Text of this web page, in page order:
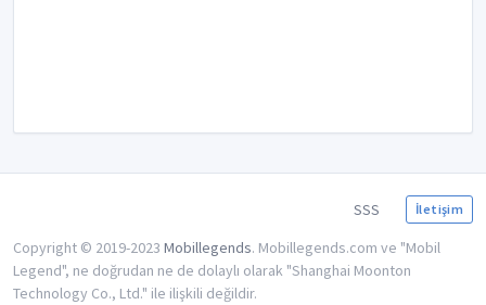
SSS İletişim
Copyright © 2019-2023 Mobillegends. Mobillegends.com ve "Mobil
Legend", ne doğrudan ne de dolaylı olarak "Shanghai Moonton
Technology Co., Ltd." ile ilişkili değildir.